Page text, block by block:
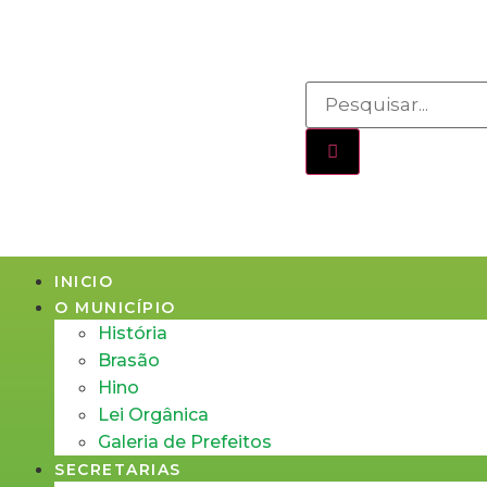
INICIO
O MUNICÍPIO
História
Brasão
Hino
Lei Orgânica
Galeria de Prefeitos
SECRETARIAS